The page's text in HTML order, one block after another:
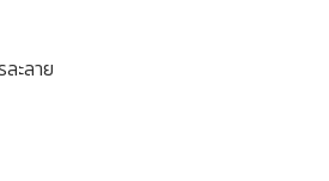
ละลาย